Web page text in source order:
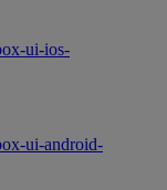
ui-ios-
ui-android-